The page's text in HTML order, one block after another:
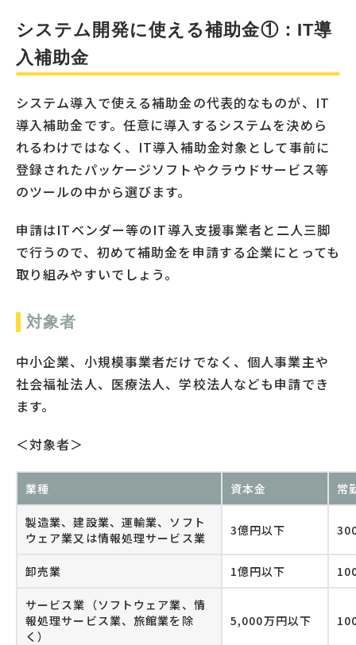
システム開発に使える補助金①：IT導
入補助金
システム導入で使える補助金の代表的なものが、IT
導入補助金です。任意に導入するシステムを決めら
れるわけではなく、IT導入補助金対象として事前に
登録されたパッケージソフトやクラウドサービス等
のツールの中から選びます。
申請はITベンダー等のIT導入支援事業者と二人三脚
で行うので、初めて補助金を申請する企業にとっても
取り組みやすいでしょう。
対象者
中小企業、小規模事業者だけでなく、個人事業主や
社会福祉法人、医療法人、学校法人なども申請でき
ます。
＜対象者＞
業種 資本金 常
製造業、建設業、運輸業、ソフト
ウェア業又は情報処理サービス業
3億円以下
卸売業 1億円以下
サービス業（ソフトウェア業、情
報処理サービス業、旅館業を除
く）
5,000万円以下